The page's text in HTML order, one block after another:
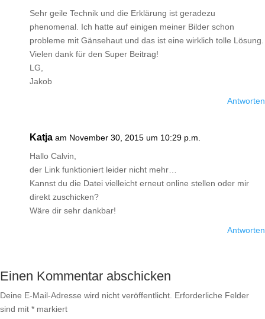
Sehr geile Technik und die Erklärung ist geradezu
phenomenal. Ich hatte auf einigen meiner Bilder schon
probleme mit Gänsehaut und das ist eine wirklich tolle Lösung.
Vielen dank für den Super Beitrag!
LG,
Jakob
Antworten
Katja am November 30, 2015 um 10:29 p.m.
Hallo Calvin,
der Link funktioniert leider nicht mehr…
Kannst du die Datei vielleicht erneut online stellen oder mir
direkt zuschicken?
Wäre dir sehr dankbar!
Antworten
Einen Kommentar abschicken
Deine E-Mail-Adresse wird nicht veröffentlicht. Erforderliche Felder
sind mit * markiert